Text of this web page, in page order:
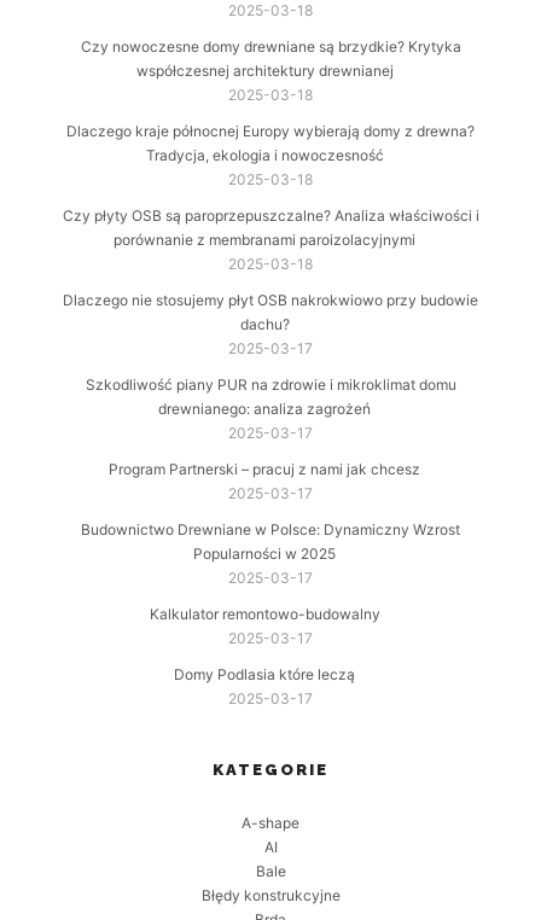
2025-03-18
Czy nowoczesne domy drewniane są brzydkie? Krytyka
współczesnej architektury drewnianej
2025-03-18
Dlaczego kraje północnej Europy wybierają domy z drewna?
Tradycja, ekologia i nowoczesność
2025-03-18
Czy płyty OSB są paroprzepuszczalne? Analiza właściwości i
porównanie z membranami paroizolacyjnymi
2025-03-18
Dlaczego nie stosujemy płyt OSB nakrokwiowo przy budowie
dachu?
2025-03-17
Szkodliwość piany PUR na zdrowie i mikroklimat domu
drewnianego: analiza zagrożeń
2025-03-17
Program Partnerski – pracuj z nami jak chcesz
2025-03-17
Budownictwo Drewniane w Polsce: Dynamiczny Wzrost
Popularności w 2025
2025-03-17
Kalkulator remontowo-budowalny
2025-03-17
Domy Podlasia które leczą
2025-03-17
KATEGORIE
A-shape
AI
Bale
Błędy konstrukcyjne